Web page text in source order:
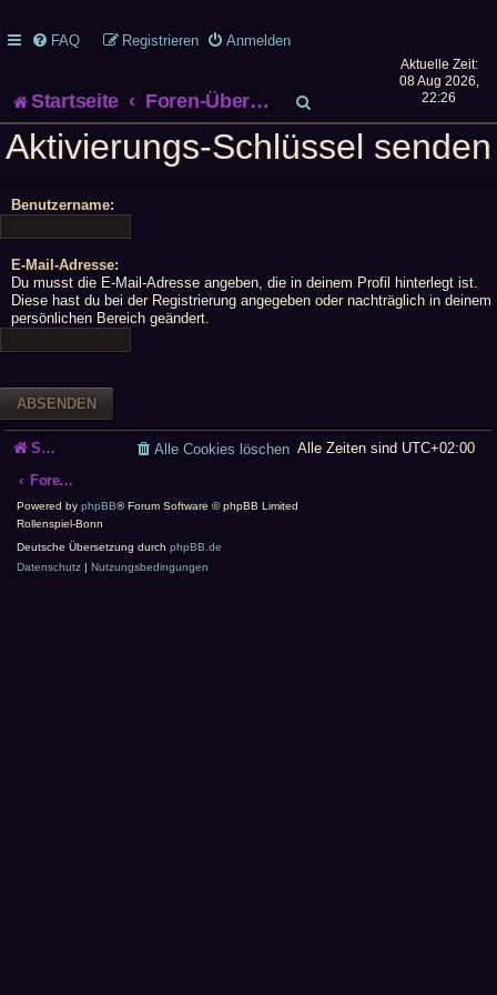
FAQ Anmelden
Registrieren
Startseite Foren-Übersicht
u
Aktuelle Zeit:
08 Aug 2026,
22:26
Aktivierungs-Schlüssel senden
Benutzername:
E-Mail-Adresse:
Du musst die E-Mail-Adresse angeben, die in deinem Profil hinterlegt ist.
Diese hast du bei der Registrierung angegeben oder nachträglich in deinem
persönlichen Bereich geändert.
Startseite
Foren-Übersicht
Alle Zeiten sind UTC+02:00
Alle Cookies löschen
Powered by phpBB® Forum Software © phpBB Limited
Rollenspiel-Bonn
Deutsche Übersetzung durch phpBB.de
Datenschutz | Nutzungsbedingungen